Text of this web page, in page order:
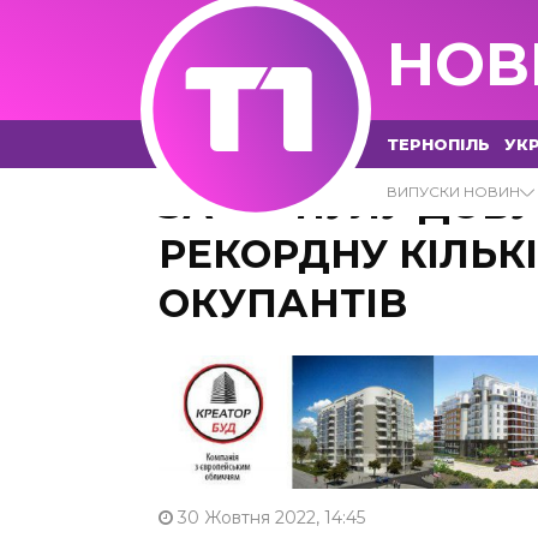
ТЕРНОПІЛЬ
ВИПУСКИ НОВИН
ЗА МИНУЛУ ДОБУ
РЕКОРДНУ
ОКУПАНТІВ
30 Жовтня 2022, 14:45